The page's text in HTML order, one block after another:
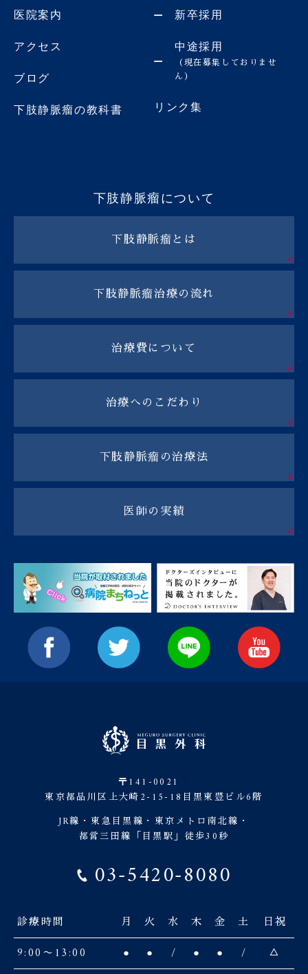
医院案内
アクセス
ブログ
下肢静脈瘤の教科書
新卒採用
中途採用
（現在募集しておりませ
ん）
リンク集
下肢静脈瘤について
下肢静脈瘤とは
下肢静脈瘤治療の流れ
治療費について
治療へのこだわり
下肢静脈瘤の治療法
医師の実績
〒141-0021
東京都品川区上大崎2-15-18目黒東豊ビル6階
JR線・東急目黒線・東京メトロ南北線・
都営三田線「目黒駅」徒歩30秒
03-5420-8080
診療時間 月 火 水 木 金 土
日祝
9:00〜13:00
● ● / ● ● / △